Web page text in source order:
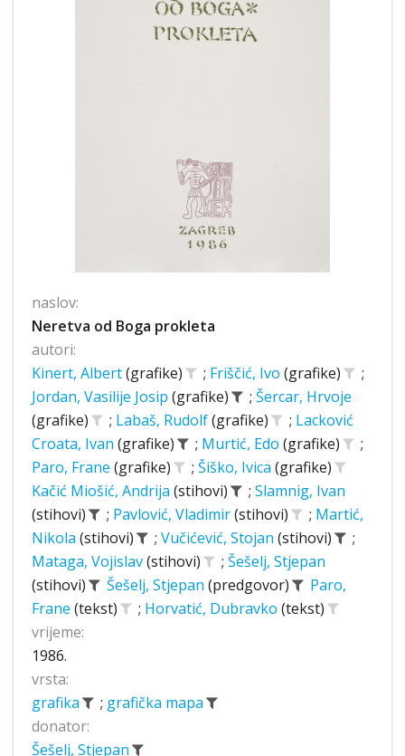
naslov:
Neretva od Boga prokleta
autori:
Kinert, Albert(grafike) ; Friščić, Ivo (grafike)
;
Jordan, Vasilije Josip (grafike) ; Šercar, Hrvoje
(grafike)
; Labaš, Rudolf(grafike) ; Lacković
Croata, Ivan (grafike) ; Murtić, Edo (grafike)
;
Paro, Frane (grafike) ; Šiško, Ivica (grafike)
Kačić Miošić, Andrija (stihovi) ; Slamnig, Ivan
(stihovi)
; Pavlović, Vladimir(stihovi) ; Martić,
Nikola (stihovi) ; Vučićević, Stojan (stihovi)
;
Mataga, Vojislav(stihovi) ; Šešelj, Stjepan
(stihovi)
Šešelj, Stjepan (predgovor)
Paro,
Frane (tekst) ; Horvatić, Dubravko (tekst)
vrijeme:
1986.
vrsta:
grafika
; grafička mapa
donator:
Šešelj, Stjepan